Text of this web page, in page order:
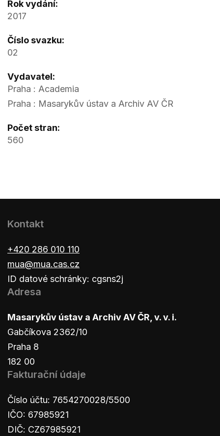
Rok vydání:
2017
Číslo svazku:
02
Vydavatel:
Praha : Academia
Praha : Masarykův ústav a Archiv AV ČR
Počet stran:
560
Kontakt
+420 286 010 110
mua@mua.cas.cz
ID datové schránky: cgsns2j
Adresa
Masarykův ústav a Archiv AV ČR, v. v. i.
Gabčíkova 2362/10
Praha 8
182 00
Fakturační údaje
Číslo účtu: 7654270028/5500
IČO: 67985921
DIČ: CZ67985921